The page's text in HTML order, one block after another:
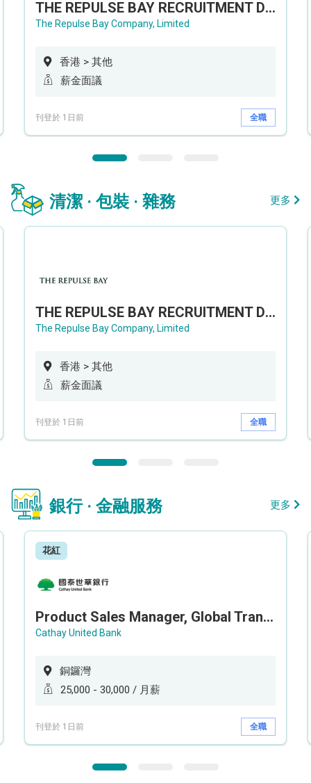
THE REPULSE BAY RECRUITMENT DAY 淺水灣影灣園人才招聘會
The Repulse Bay Company, Limited
香港 > 其他
薪金面議
刊登於 1日前 全職
清潔 · 包裝 · 雜務 更多
THE REPULSE BAY RECRUITMENT DAY 淺水灣影灣園人才招聘會
The Repulse Bay Company, Limited
香港 > 其他
薪金面議
刊登於 1日前 全職
銀行 · 金融服務 更多
花紅
Product Sales Manager, Global Transaction Service (GTS)
Cathay United Bank
銅鑼灣
25,000 - 30,000 / 月薪
刊登於 1日前 全職